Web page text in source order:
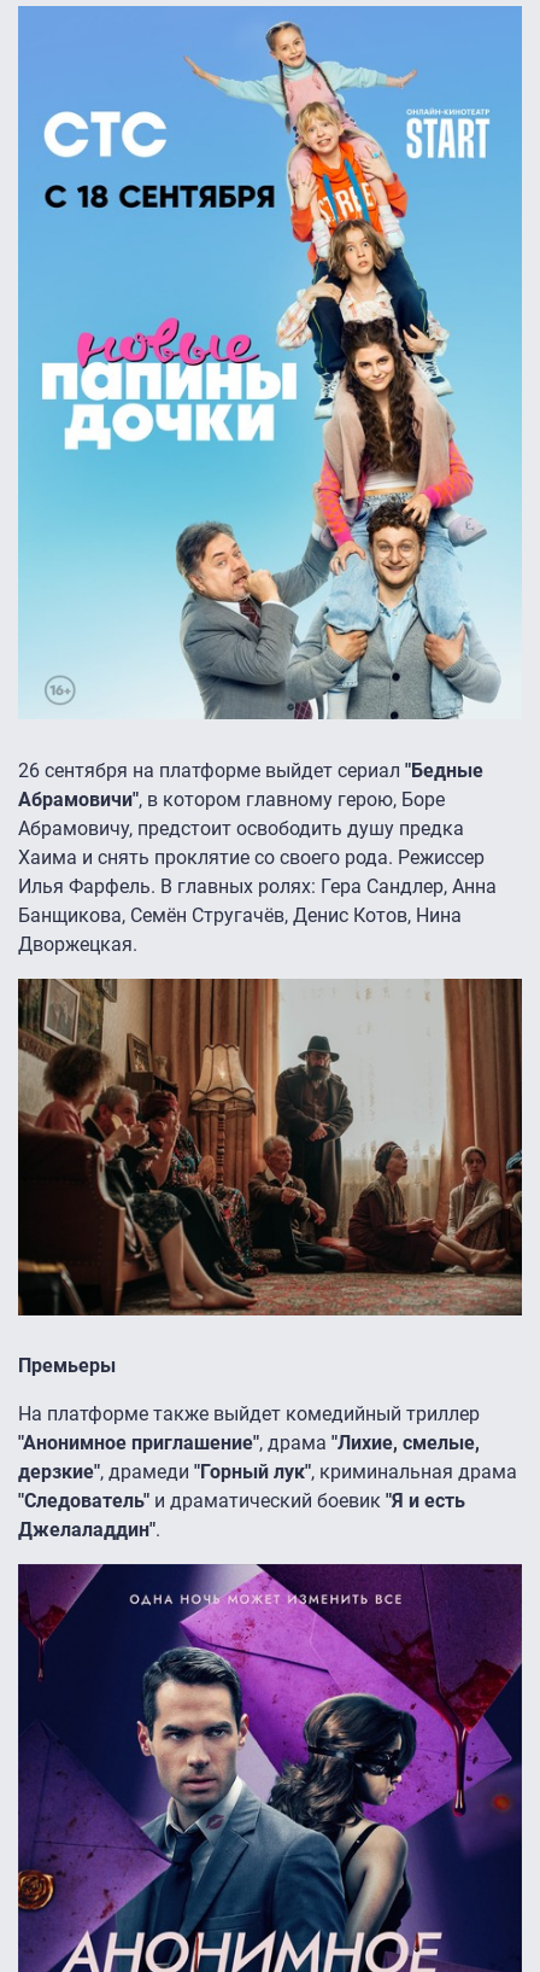
26 сентября на платформе выйдет сериал "Бедные
Абрамовичи", в котором главному герою, Боре
Абрамовичу, предстоит освободить душу предка
Хаима и снять проклятие со своего рода. Режиссер
Илья Фарфель. В главных ролях: Гера Сандлер, Анна
Банщикова, Семён Стругачёв, Денис Котов, Нина
Дворжецкая.
Премьеры
На платформе также выйдет комедийный триллер
"Анонимное приглашение", драма "Лихие, смелые,
дерзкие", драмеди "Горный лук", криминальная драма
"Следователь" и драматический боевик "Я и есть
Джелаладдин".